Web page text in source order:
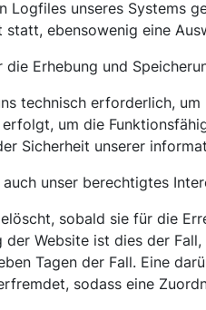
Logfiles unseres Systems
ebensowenig eine
Erhebung und
technisch erforderlich,
um die
Sicherheit unserer
unser berechtigtes
sobald sie für die
der Website ist dies der
Tagen der Fall. Eine
sodass eine